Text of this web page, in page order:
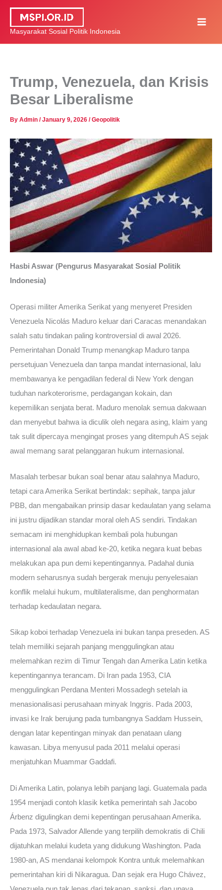
Skip
contentMasyarakat Sosial Politik Indonesia
Trump, Venezuela, dan Krisis
Besar Liberalisme
By Admin /January 9, 2026 /Geopolitik
Hasbi Aswar (Pengurus Masyarakat Sosial Politik
Indonesia)
Operasi militer Amerika Serikat yang menyeret Presiden
Venezuela Nicolás Maduro keluar dari Caracas menandakan
salah satu tindakan paling kontroversial di awal 2026.
Pemerintahan Donald Trump menangkap Maduro tanpa
persetujuan Venezuela dan tanpa mandat internasional, lalu
membawanya ke pengadilan federal di New York dengan
tuduhan narkoterorisme, perdagangan kokain, dan
kepemilikan senjata berat. Maduro menolak semua dakwaan
dan menyebut bahwa ia diculik oleh negara asing, klaim yang
tak sulit dipercaya mengingat proses yang ditempuh AS sejak
awal memang sarat pelanggaran hukum internasional.
Masalah terbesar bukan soal benar atau salahnya Maduro,
tetapi cara Amerika Serikat bertindak: sepihak, tanpa jalur
PBB, dan mengabaikan prinsip dasar kedaulatan yang selama
ini justru dijadikan standar moral oleh AS sendiri. Tindakan
semacam ini menghidupkan kembali pola hubungan
internasional ala awal abad ke-20, ketika negara kuat bebas
melakukan apa pun demi kepentingannya. Padahal dunia
modern seharusnya sudah bergerak menuju penyelesaian
konflik melalui hukum, multilateralisme, dan penghormatan
terhadap kedaulatan negara.
Sikap koboi terhadap Venezuela ini bukan tanpa preseden. AS
telah memiliki sejarah panjang menggulingkan atau
melemahkan rezim di Timur Tengah dan Amerika Latin ketika
kepentingannya terancam. Di Iran pada 1953, CIA
menggulingkan Perdana Menteri Mossadegh setelah ia
menasionalisasi perusahaan minyak Inggris. Pada 2003,
invasi ke Irak berujung pada tumbangnya Saddam Hussein,
dengan latar kepentingan minyak dan penataan ulang
kawasan. Libya menyusul pada 2011 melalui operasi
menjatuhkan Muammar Gaddafi.
Di Amerika Latin, polanya lebih panjang lagi. Guatemala pada
1954 menjadi contoh klasik ketika pemerintah sah Jacobo
Árbenz digulingkan demi kepentingan perusahaan Amerika.
Pada 1973, Salvador Allende yang terpilih demokratis di Chili
dijatuhkan melalui kudeta yang didukung Washington. Pada
1980-an, AS mendanai kelompok Kontra untuk melemahkan
pemerintahan kiri di Nikaragua. Dan sejak era Hugo Chávez,